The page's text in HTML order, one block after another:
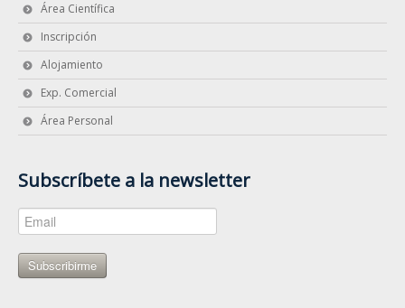
Área Científica
Inscripción
Alojamiento
Exp. Comercial
Área Personal
Subscríbete a la newsletter
Subscribirme